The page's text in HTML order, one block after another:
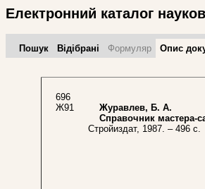
Електронний каталог
Пошук Відібрані Формуляр Опис
696
Ж91
Журавлев, Б. А.
Справочник мастера-
Стройиздат, 1987. – 496 с.